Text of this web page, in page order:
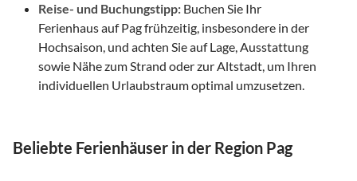
Reise- und Buchungstipp: Buchen Sie Ihr
Ferienhaus auf Pag frühzeitig, insbesondere in der
Hochsaison, und achten Sie auf Lage, Ausstattung
sowie Nähe zum Strand oder zur Altstadt, um Ihren
individuellen Urlaubstraum optimal umzusetzen.
Beliebte Ferienhäuser in der Region Pag